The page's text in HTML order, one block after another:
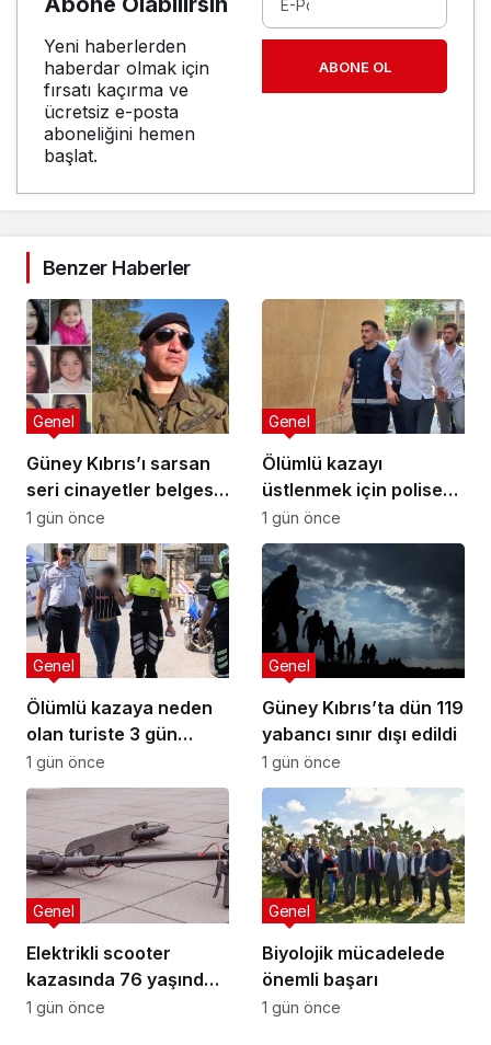
Yeni haberlerden
haberdar olmak için
fırsatı kaçırma ve
ücretsiz e-posta
aboneliğini hemen
başlat.
ABONE OL
Benzer Haberler
Güney Kıbrıs’ı sarsan
seri cinayetler belgesel
oldu
Genel
1 gün önce
Ölümlü kazayı
üstlenmek için polise
yalan beyanda bulundu
Genel
1 gün önce
Ölümlü kazaya neden
olan turiste 3 gün
tutukluluk
Genel
1 gün önce
Güney Kıbrıs’ta dün 119
yabancı sınır dışı edildi
Genel
1 gün önce
Elektrikli scooter
kazasında 76 yaşındaki
sürücü yaralandı
Genel
1 gün önce
Biyolojik mücadelede
önemli başarı
Genel
1 gün önce